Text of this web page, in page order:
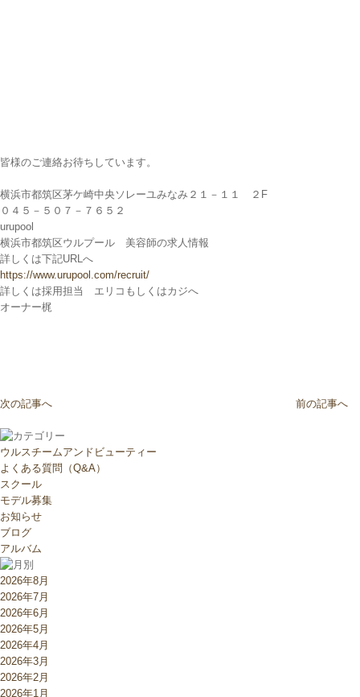
皆様のご連絡お待ちしています。
横浜市都筑区茅ケ崎中央ソレーユみなみ２１－１１ ２F
０４５－５０７－７６５２
urupool
横浜市都筑区ウルプール 美容師の求人情報
詳しくは下記URLへ
https://www.urupool.com/recruit/
詳しくは採用担当 エリコもしくはカジへ
オーナー梶
次の記事へ 前の記事へ
ウルスチームアンドビューティー
よくある質問（Q&A）
スクール
モデル募集
お知らせ
ブログ
アルバム
2026年8月
2026年7月
2026年6月
2026年5月
2026年4月
2026年3月
2026年2月
2026年1月